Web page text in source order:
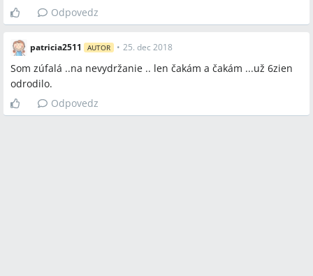
Odpovedz
patricia2511 AUTOR • 25. dec 2018
Som zúfalá ..na nevydržanie .. len čakám a čakám ...už 6zien
odrodilo.
Odpovedz